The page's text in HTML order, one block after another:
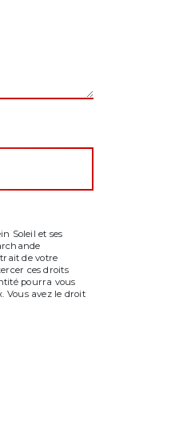
Soleil et ses
de votre
ces droits
pourra vous
Vous avez le droit